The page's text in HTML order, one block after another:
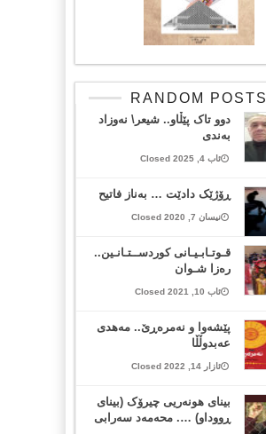
RANDOM POSTS
دوو تاک پێڵاو.. شیعر\ نەوزاد
بەندی
ئاب 4, 2025 Closed
ڕۆژێک دادێت … بەناز فاتیح
نیسان 7, 2020 Closed
قـوتـابـیـانی کوردســتـانـین..
رەزا شـوان
ئاب 10, 2021 Closed
پێشەوا و نەمرەڕێ.. مەهدی
عەبدوڵڵا
ئازار 14, 2022 Closed
بینای هونەریی چیرۆک (بینای
ڕووداو) …. محەمەد سەرابی